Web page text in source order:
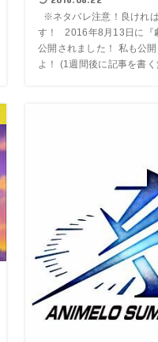
※ネタバレ注意！良けれ
す！ 2016年8月13日に『
公開されました！ 私も公
よ！ (1週間後に記事を書く